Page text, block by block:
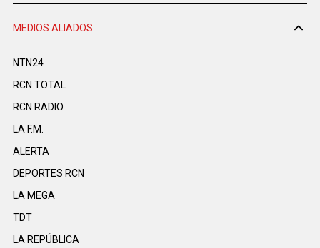
MEDIOS ALIADOS
NTN24
RCN TOTAL
RCN RADIO
LA F.M.
ALERTA
DEPORTES RCN
LA MEGA
TDT
LA REPÚBLICA